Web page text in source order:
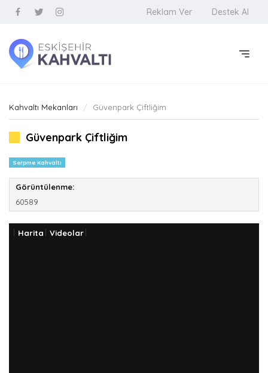
Reklam Ver Destek Al
Kahvaltı Mekanları Güvenpark Çiftliğim
Güvenpark Çiftliğim
Serpme Kahvaltı
Görüntülenme:
60589
Harita Videolar